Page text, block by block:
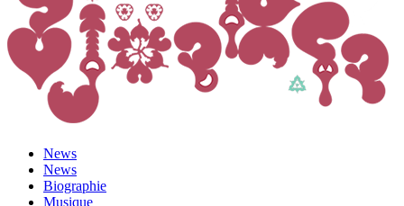
News
News
Biographie
Musique